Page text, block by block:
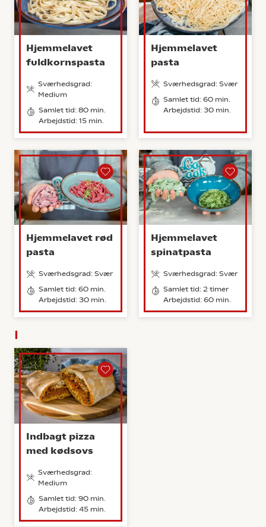
Hjemmelavet
fuldkornspasta
Sværhedsgrad:
Medium
Samlet tid: 80 min.
Arbejdstid: 15 min.
Hjemmelavet
pasta
Sværhedsgrad: Svær
Samlet tid: 60 min.
Arbejdstid: 30 min.
Hjemmelavet rød
pasta
Sværhedsgrad: Svær
Samlet tid: 60 min.
Arbejdstid: 30 min.
Hjemmelavet
spinatpasta
Sværhedsgrad: Svær
Samlet tid: 2 timer
Arbejdstid: 60 min.
I
Indbagt pizza
med kødsovs
Sværhedsgrad:
Medium
Samlet tid: 90 min.
Arbejdstid: 45 min.